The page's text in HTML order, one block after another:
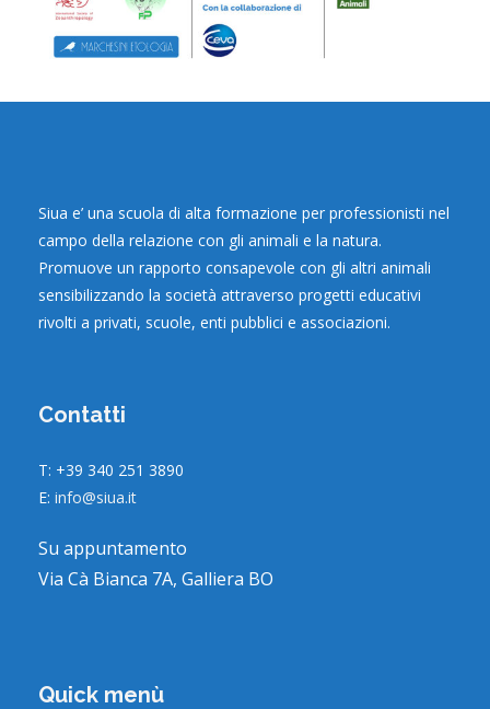
Siua e’ una scuola di alta formazione per professionisti nel
campo della relazione con gli animali e la natura.
Promuove un rapporto consapevole con gli altri animali
sensibilizzando la società attraverso progetti educativi
rivolti a privati, scuole, enti pubblici e associazioni.
Contatti
T: +39 340 251 3890
E: info@siua.it
Su appuntamento
Via Cà Bianca 7A, Galliera BO
Quick menù